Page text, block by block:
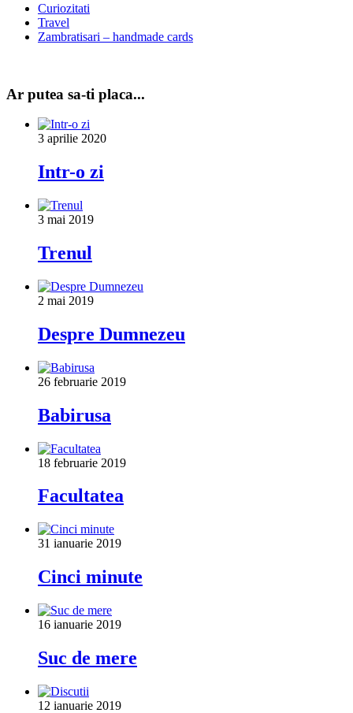
Curiozitati
Travel
Zambratisari – handmade cards
Ar putea sa-ti placa...
3 aprilie 2020
Intr-o zi
3 mai 2019
Trenul
2 mai 2019
Despre Dumnezeu
26 februarie 2019
Babirusa
18 februarie 2019
Facultatea
31 ianuarie 2019
Cinci minute
16 ianuarie 2019
Suc de mere
12 ianuarie 2019